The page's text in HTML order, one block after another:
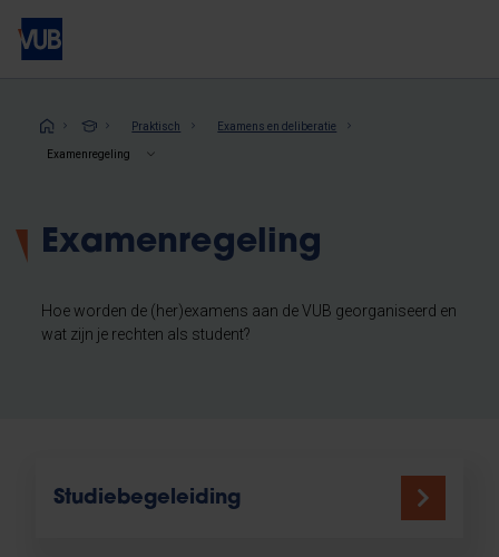
Overslaan
naar
inhoudKruimelpad
Praktisch Examens en deliberatie
Examenregeling
Examenregeling
Hoe worden de (her)examens aan de VUB georganiseerd en
wat zijn je rechten als student?
Studiebegeleiding